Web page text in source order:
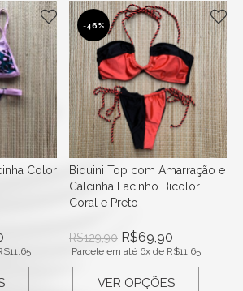
Color
11,65
-46%
Biquini Top com Amarração e
Calcinha Lacinho Bicolor
Coral e Preto
R$129,90 R$69,90
Parcele em até 6x de R$11,65
VER OPÇÕES